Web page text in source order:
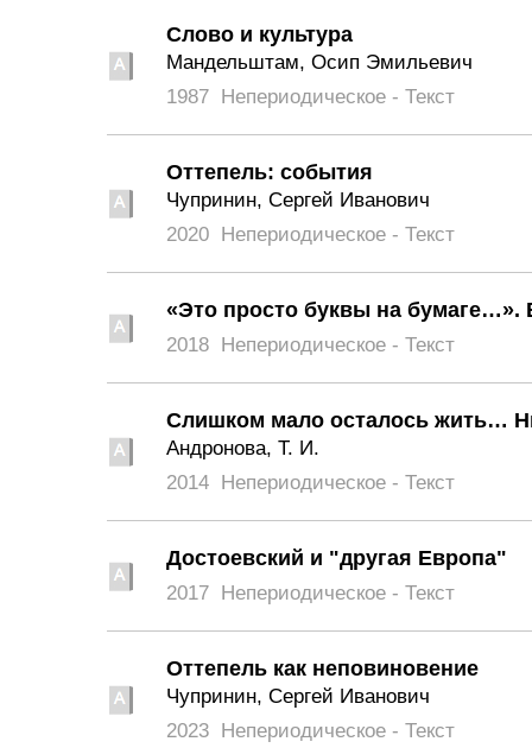
Слово и культура
Мандельштам, Осип Эмильевич
1987 Непериодическое - Текст
Оттепель: события
Чупринин, Сергей Иванович
2020 Непериодическое - Текст
«Это просто буквы на
2018 Непериодическое - Текст
Слишком мало осталось жить…
Андронова, Т. И.
2014 Непериодическое - Текст
Достоевский и "другая Европа"
2017 Непериодическое - Текст
Оттепель как неповиновение
Чупринин, Сергей Иванович
2023 Непериодическое - Текст